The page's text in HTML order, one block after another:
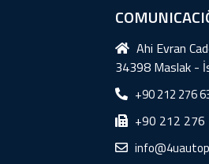
Ahi Evran
34398 Maslak -
+90 212 276
+90 212 276